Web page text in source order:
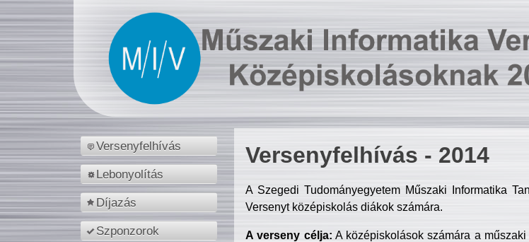
Versenyfelhívás
Lebonyolítás
Díjazás
Szponzorok
Versenyfelhívás - 2014
A Szegedi Tudományegyetem Műszaki Informatika
Versenyt középiskolás diákok számára.
A verseny célja: A középiskolások számára a